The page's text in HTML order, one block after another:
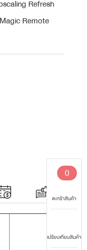
0
ตะกร้าสินค้า
เปรียบเทียบสินค้า
Refresh
Remote